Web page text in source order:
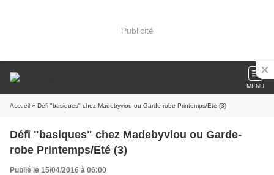
Publicité
MENU
Accueil » Défi "basiques" chez Madebyviou ou Garde-robe Printemps/Eté (3)
Défi "basiques" chez Madebyviou ou Garde-
robe Printemps/Eté (3)
Publié le 15/04/2016 à 06:00